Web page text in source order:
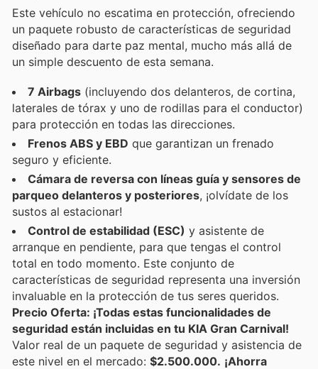
Este vehículo no escatima en protección, ofreciendo
un paquete robusto de características de seguridad
diseñado para darte paz mental, mucho más allá de
un simple descuento de esta semana.
7 Airbags (incluyendo dos delanteros, de cortina,
laterales de tórax y uno de rodillas para el conductor)
para protección en todas las direcciones.
Frenos ABS y EBD que garantizan un frenado
seguro y eficiente.
Cámara de reversa con líneas guía y sensores de
parqueo delanteros y posteriores, ¡olvídate de los
sustos al estacionar!
Control de estabilidad (ESC) y asistente de
arranque en pendiente, para que tengas el control
total en todo momento. Este conjunto de
características de seguridad representa una inversión
invaluable en la protección de tus seres queridos.
Precio Oferta: ¡Todas estas funcionalidades de
seguridad están incluidas en tu KIA Gran Carnival!
Valor real de un paquete de seguridad y asistencia de
este nivel en el mercado: $2.500.000. ¡Ahorra